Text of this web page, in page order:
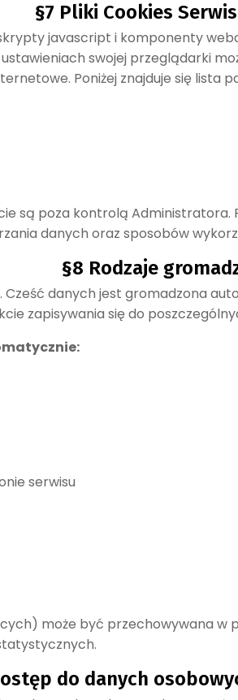
§7 Pliki Cookies
javascript i komponenty
ustawieniach swojej przeglądarki
Poniżej znajduje się lista
są poza kontrolą
danych oraz sposobów
§8 Rodzaje
Cześć danych jest gromadzona
zapisywania się do
serwisu
może być przechowywana
do danych